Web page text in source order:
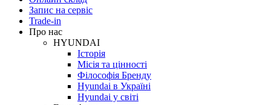
Запис на сервіс
Trade-in
Про нас
HYUNDAI
Історія
Місія та цінності
Філософія Бренду
Hyundai в Україні
Hyundai у світі